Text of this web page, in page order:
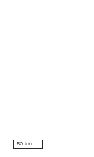
50 km